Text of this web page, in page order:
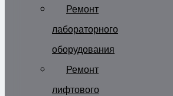
Ремонт
лабораторного
оборудования
Ремонт
лифтового